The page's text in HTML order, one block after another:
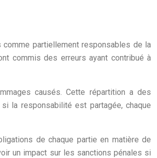
partiellement responsables de la
commis des erreurs ayant contribué à
causés. Cette répartition a des
la responsabilité est partagée, chaque
de chaque partie en matière de
un impact sur les sanctions pénales si